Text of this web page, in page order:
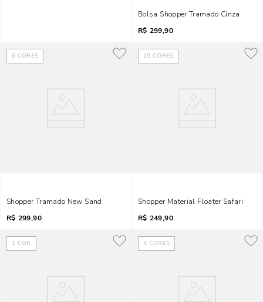
Bolsa Shopper Tramado Cinza
R$ 299,90
6 CORES
Shopper Tramado New Sand
R$ 299,90
15 CORES
Shopper Material Floater Safari
R$ 249,90
1 COR 4 CORES